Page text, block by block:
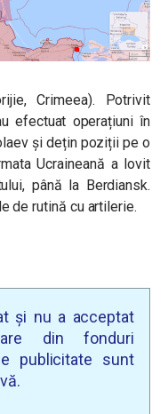
Crimeea). Potrivit
efectuat operațiuni în
și dețin poziții pe o
Ucraineană a lovit
până la Berdiansk.
de rutină cu artilerie.
și nu a acceptat
din fonduri
publicitate sunt